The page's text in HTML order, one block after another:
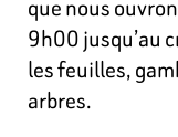
que nous
9h00 jusqu’au
les feuilles,
arbres.